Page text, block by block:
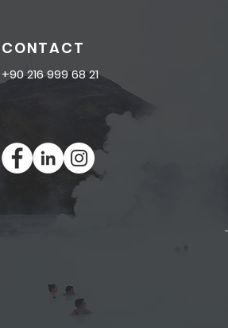
CONTACT
+90 216 999 68 21